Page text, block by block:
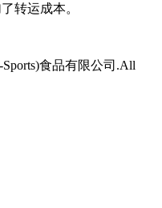
转运成本。
食品有限公司.All